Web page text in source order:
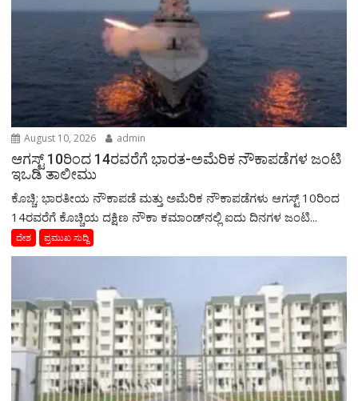
August 10, 2026 admin
ಆಗಸ್ಟ್ 10ರಿಂದ 14ರವರೆಗೆ ಭಾರತ-ಅಮೆರಿಕ ನೌಕಾಪಡೆಗಳ ಜಂಟಿ
ಇಒಡಿ ತಾಲೀಮು
ಕೊಚ್ಚಿ: ಭಾರತೀಯ ನೌಕಾಪಡೆ ಮತ್ತು ಅಮೆರಿಕ ನೌಕಾಪಡೆಗಳು ಆಗಸ್ಟ್ 10ರಿಂದ
14ರವರೆಗೆ ಕೊಚ್ಚಿಯ ದಕ್ಷಿಣ ನೌಕಾ ಕಮಾಂಡ್‌ನಲ್ಲಿ ಐದು ದಿನಗಳ ಜಂಟಿ...
ದೇಶ ಪ್ರಮುಖ ಸುದ್ದಿ